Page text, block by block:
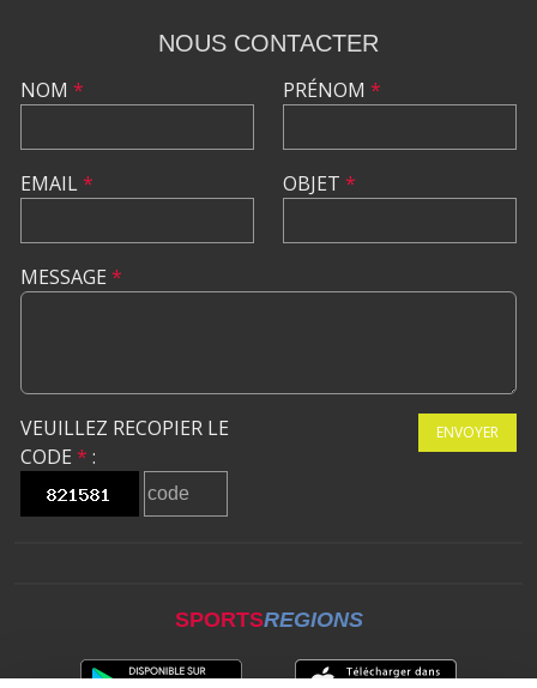
NOUS CONTACTER
NOM *
EMAIL*
PRÉNOM *
OBJET *
MESSAGE *
VEUILLEZ RECOPIER LE
CODE * :
ENVOYER
SPORTSREGIONS